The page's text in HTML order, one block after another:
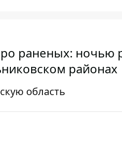
раненых: ночью
районах
область